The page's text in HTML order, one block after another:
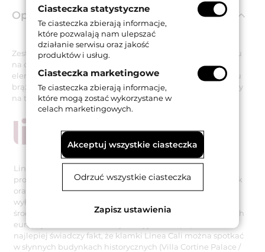
Opis produktu
Zestaw mocujący przeznaczony do dwustronnego montażu
na drzwiach uchwytów włoskiej marki Linea Cali. Zawiera
elementy wykonane z mosiądzu i dostępne w wykończeniu
brązowionym matowym (ciemnym). Został wyprodukowany
na terenie Unii Europejskiej.
Linea Cali to uznana włoska firma specjalizująca się w
projektowaniu i produkcji najwyższej jakości klamek, gałek
oraz pochwytów. Wszystkie produkty marki wytwarzane są
wyłącznie na terenie Włoch z poszanowaniem dbałości o
środowisko naturalne i zgodnie z wymogami restrykcyjnych
europejskich norm. O ich wysokiej jakości i popularności
najlepiej świadczy fakt, że klamki Linea Cali można spotkać
w słynnych budynkach historycznych (Villa Cortine Palace /
Ciasteczka statystyczne
Te ciasteczka zbierają informacje,
które pozwalają nam ulepszać
działanie serwisu oraz jakość
produktów i usług.
Ciasteczka marketingowe
Te ciasteczka zbierają informacje,
które mogą zostać wykorzystane w
celach marketingowych.
Akceptuj wszystkie ciasteczka
Odrzuć wszystkie ciasteczka
Zapisz ustawienia